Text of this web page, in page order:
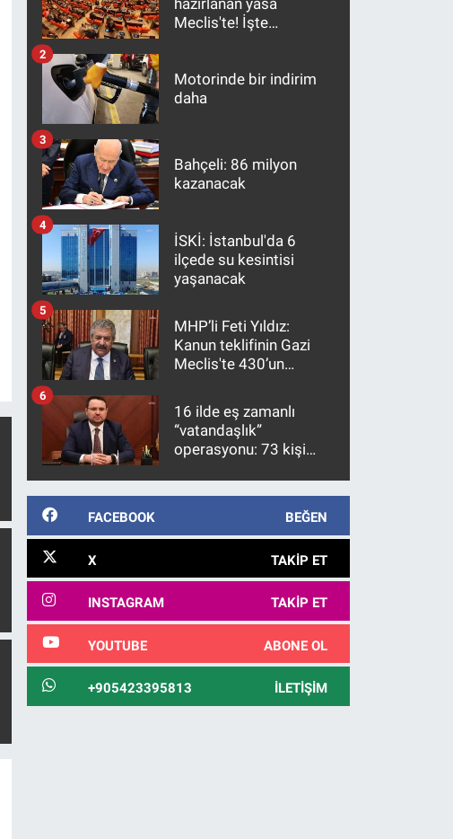
Meclis'te! İşte
Motorinde bir indirim
daha
2
Bahçeli: 86 milyon
kazanacak
3
İSKİ: İstanbul'da 6
ilçede su kesintisi
yaşanacak
4
MHP’li Feti Yıldız:
Kanun teklifinin Gazi
Meclis'te 430’un
kanunlaşacağı
görülmektedir
5
16 ilde eş zamanlı
“vatandaşlık”
operasyonu: 73 kişi
6
FACEBOOK BEĞEN
X TAKIP ET
INSTAGRAM TAKIP ET
YOUTUBE ABONE OL
+905423395813 İLETIŞIM